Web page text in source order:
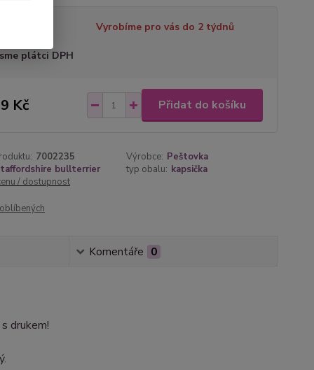
Vyrobíme pro vás do 2 týdnů
plátci DPH
Kč Přidat do košíku
7002235 Výrobce: Peštovka
bullterrier typ obalu: kapsička
/ dostupnost
Komentáře 0
drukem!